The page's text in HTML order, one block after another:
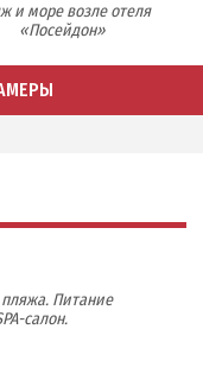
и море возле отеля
«Посейдон»
пляжа. Питание
салон.